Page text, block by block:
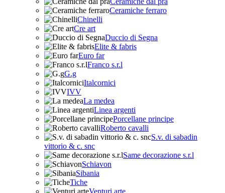
Ceramiche ferraro
Chinelli
Cre art
Duccio di Segna
Elite & fabris
Euro far
Franco s.r.l
G.g
Italcornici
IVV
La medea
Linea argenti
Porcellane principe
Roberto cavalli
S.v. di sabadin
vittorio & c. snc
Same decorazione s.r.l
Schiavon
Sibania
Tiche
Venturi arte